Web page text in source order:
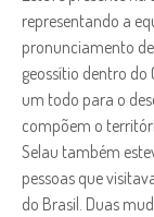
representando a
pronunciamento
geossítio dentro
um todo para o
compõem o
Selau também
pessoas que
do Brasil. Duas